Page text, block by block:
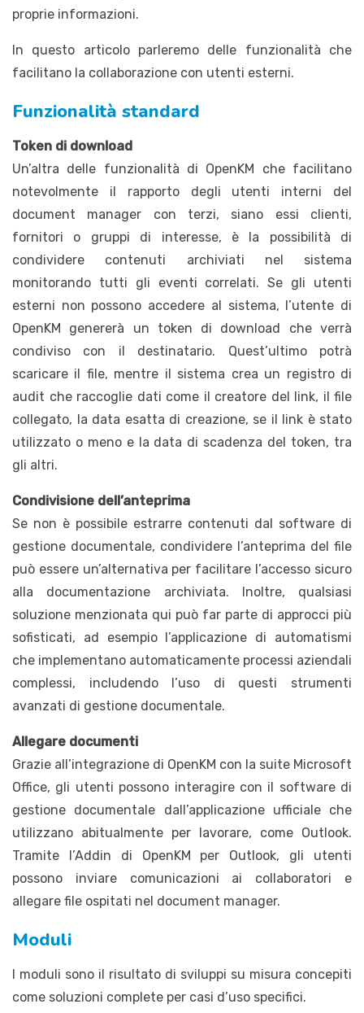
proprie informazioni.
In questo articolo parleremo delle funzionalità che
facilitano la collaborazione con utenti esterni.
Funzionalità standard
Token di download
Un’altra delle funzionalità di OpenKM che facilitano
notevolmente il rapporto degli utenti interni del
document manager con terzi, siano essi clienti,
fornitori o gruppi di interesse, è la possibilità di
condividere contenuti archiviati nel sistema
monitorando tutti gli eventi correlati. Se gli utenti
esterni non possono accedere al sistema, l’utente di
OpenKM genererà un token di download che verrà
condiviso con il destinatario. Quest’ultimo potrà
scaricare il file, mentre il sistema crea un registro di
audit che raccoglie dati come il creatore del link, il file
collegato, la data esatta di creazione, se il link è stato
utilizzato o meno e la data di scadenza del token, tra
gli altri.
Condivisione dell’anteprima
Se non è possibile estrarre contenuti dal software di
gestione documentale, condividere l’anteprima del file
può essere un’alternativa per facilitare l’accesso sicuro
alla documentazione archiviata. Inoltre, qualsiasi
soluzione menzionata qui può far parte di approcci più
sofisticati, ad esempio l’applicazione di automatismi
che implementano automaticamente processi aziendali
complessi, includendo l’uso di questi strumenti
avanzati di gestione documentale.
Allegare documenti
Grazie all’integrazione di OpenKM con la suite Microsoft
Office, gli utenti possono interagire con il software di
gestione documentale dall’applicazione ufficiale che
utilizzano abitualmente per lavorare, come Outlook.
Tramite l’Addin di OpenKM per Outlook, gli utenti
possono inviare comunicazioni ai collaboratori e
allegare file ospitati nel document manager.
Moduli
I moduli sono il risultato di sviluppi su misura concepiti
come soluzioni complete per casi d’uso specifici.